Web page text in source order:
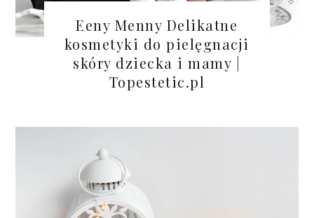
Eeny Menny Delikatne
kosmetyki do pielęgnacji
skóry dziecka i mamy |
Topestetic.pl